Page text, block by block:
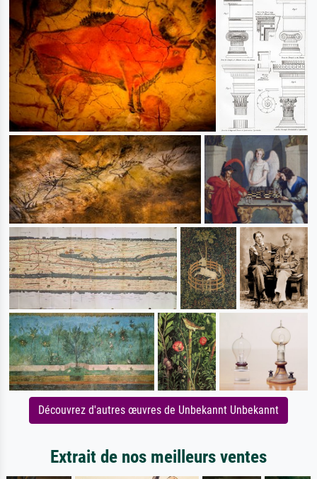
Découvrez d'autres œuvres de Unbekannt Unbekannt
Extrait de nos meilleurs ventes